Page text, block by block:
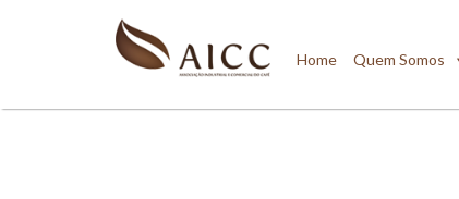
Home Quem Somos